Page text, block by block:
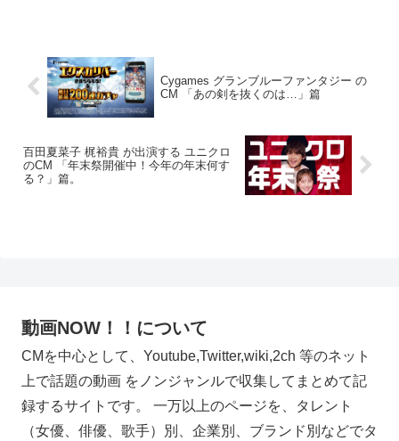
Cygames グランブルーファンタジー の
CM 「あの剣を抜くのは…」篇
百田夏菜子 梶裕貴 が出演する ユニクロ
のCM 「年末祭開催中！今年の年末何す
る？」篇。
動画NOW！！について
CMを中心として、Youtube,Twitter,wiki,2ch 等のネット
上で話題の動画 をノンジャンルで収集してまとめて記
録するサイトです。 一万以上のページを、タレント
（女優、俳優、歌手）別、企業別、ブランド別などでタ